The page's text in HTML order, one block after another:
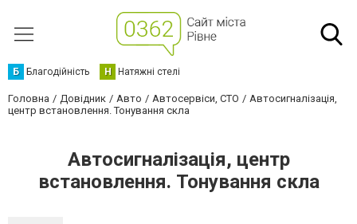
Б Благодійність Н Натяжні стелі
Головна Довідник Авто Автосервіси, СТО
Автосигналізація,
центр встановлення. Тонування скла
Автосигналізація, центр
встановлення. Тонування скла